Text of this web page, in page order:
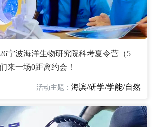
宁波海洋生物研究院科考夏令营（5
来一场0距离约会！
活动主题： 海滨/研学/学能/自然